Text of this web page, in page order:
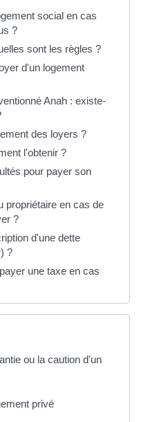
social en cas
?
sont les règles ?
d'un logement
Anah : existe-
des loyers ?
l'obtenir ?
pour payer son
propriétaire en cas de
?
d'une dette
?
une taxe en cas
ou la caution d'un
privé